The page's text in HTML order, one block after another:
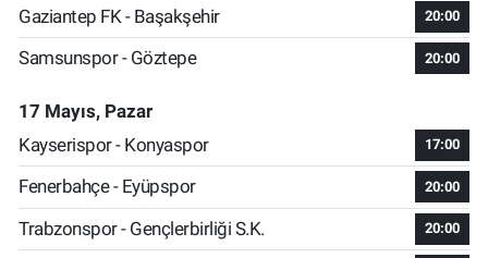
Gaziantep FK - Başakşehir 20:00
Samsunspor - Göztepe 20:00
17 Mayıs, Pazar
Kayserispor - Konyaspor
17:00
Fenerbahçe - Eyüpspor 20:00
Trabzonspor - Gençlerbirliği S.K. 20:00